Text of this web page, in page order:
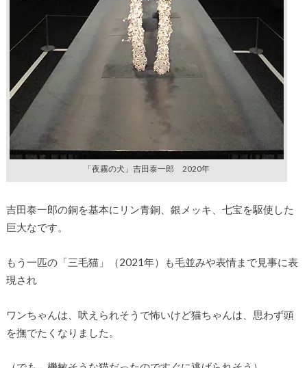
「夜霧の犬」吉田泰一郎 2020年
吉田泰一郎の銅を基本にリン青銅、銀メッキ、七宝を駆使した
巨大なです。
もう一匹の「三毛猫」（2021年）も毛並みや表情まで見事に表
現され
ワンちゃんは、吠えられそうで怖いけど猫ちゃんは、思わず頭
を撫でたくなりました。